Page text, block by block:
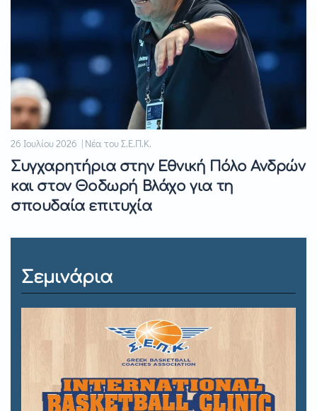
26 Ιουλίου 2026 | Νέα του Σ.Ε.Π.Κ.
Συγχαρητήρια στην Εθνική Πόλο Ανδρών
και στον Θοδωρή Βλάχο για τη
σπουδαία επιτυχία
Σεμινάρια